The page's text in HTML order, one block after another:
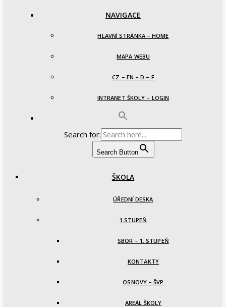
NAVIGACE
HLAVNÍ STRÁNKA – HOME
MAPA WEBU
CZ – EN – D – F
INTRANET ŠKOLY – LOGIN
Search for:
Search Button
ŠKOLA
ÚŘEDNÍ DESKA
1.STUPEŇ
SBOR – 1. STUPEŇ
KONTAKTY
OSNOVY – ŠVP
AREÁL ŠKOLY